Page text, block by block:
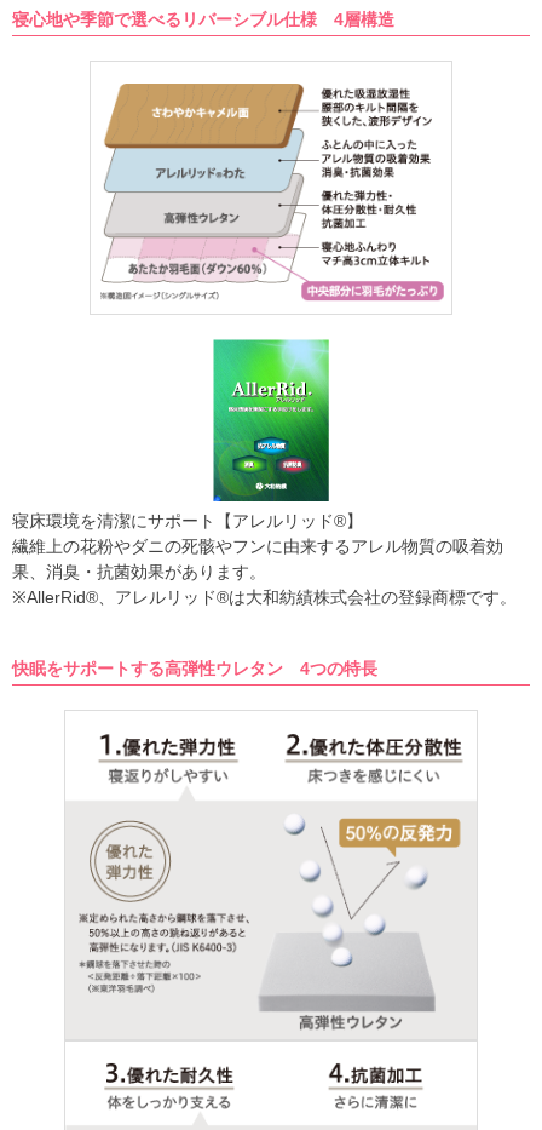
寝心地や季節で選べるリバーシブル仕様 4層構造
寝床環境を清潔にサポート【アレルリッド®】
繊維上の花粉やダニの死骸やフンに由来するアレル物質の吸着効
果、消臭・抗菌効果があります。
※AllerRid®、アレルリッド®は大和紡績株式会社の登録商標です。
快眠をサポートする高弾性ウレタン 4つの特長